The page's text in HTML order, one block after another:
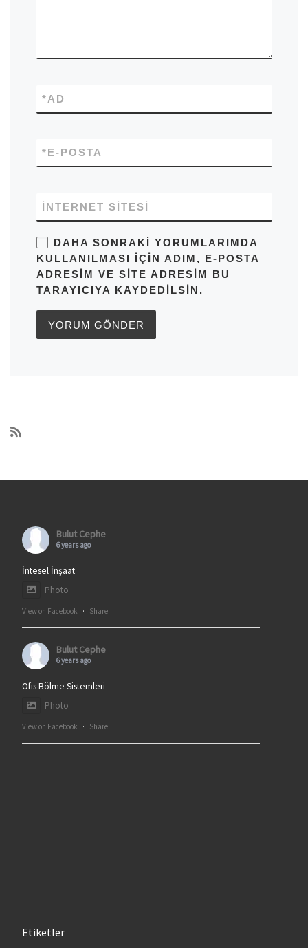
AD
*
E-POSTA
*
İNTERNET SITESI
DAHA SONRAKI YORUMLARIMDA
KULLANILMASI IÇIN ADIM, E-POSTA
ADRESIM VE SITE ADRESIM BU
TARAYICIYA KAYDEDILSIN.
Bulut Cephe
6 years ago
İntesel İnşaat
Photo
View on Facebook · Share
Bulut Cephe
6 years ago
Ofis Bölme Sistemleri
Photo
View on Facebook · Share
Etiketler